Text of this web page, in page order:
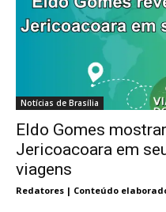
Notícias de Brasília
Eldo Gomes
Jericoacoara em
viagens
Redatores | Conteúdo